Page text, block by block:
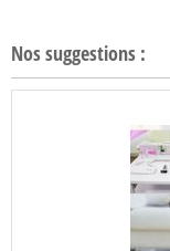
Nos suggestions :